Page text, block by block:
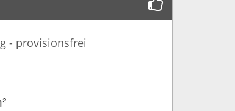
- provisionsfrei